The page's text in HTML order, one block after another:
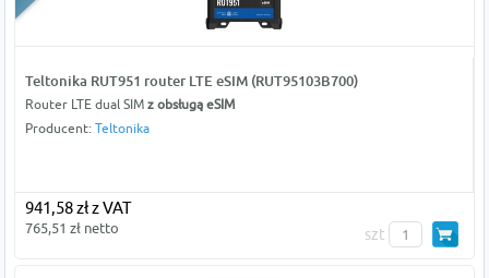
Teltonika RUT951 router LTE eSIM (RUT95103B700)
Router LTE dual SIM z obsługą eSIM
Producent: Teltonika
941,58 zł z VAT
765,51 zł netto szt